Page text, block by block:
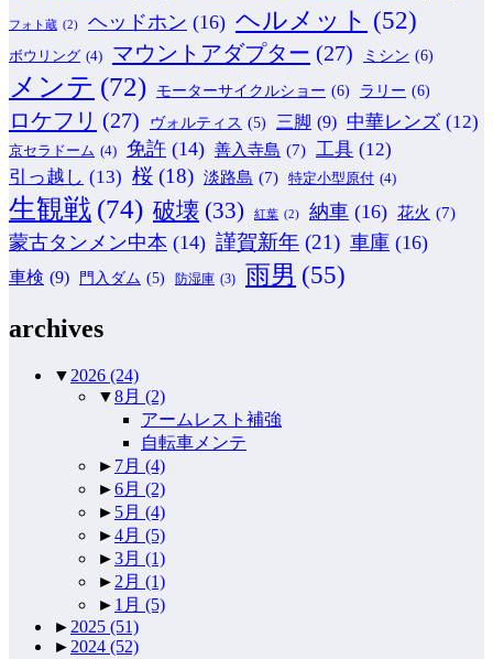
フォト蔵 (2) ヘッドホン (16) ヘルメット (52)
ボウリング (4) マウントアダプター (27) ミシン (6)
メンテ (72) モーターサイクルショー (6) ラリー (6)
ロケフリ (27) ヴォルティス (5) 三脚 (9) 中華レンズ (12)
京セラドーム (4) 免許 (14) 善入寺島 (7) 工具 (12)
引っ越し (13) 桜 (18) 淡路島 (7) 特定小型原付 (4)
生観戦 (74) 破壊 (33) 紅葉 (2) 納車 (16) 花火 (7)
蒙古タンメン中本 (14) 謹賀新年 (21) 車庫 (16)
車検 (9) 門入ダム (5) 防湿庫 (3) 雨男 (55)
archives
▼ 2026 (24)
▼8月 (2)
アームレスト補強
自転車メンテ
► 7月 (4)
►6月 (2)
► 5月 (4)
►4月 (5)
►3月 (1)
► 2月 (1)
► 1月 (5)
► 2025 (51)
► 2024 (52)